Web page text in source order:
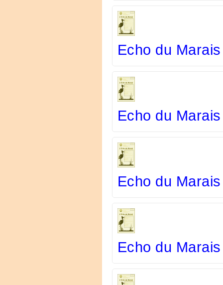
Echo du
Echo du
Echo du
Echo du